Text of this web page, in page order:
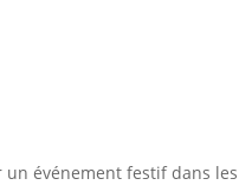
un événement festif dans les